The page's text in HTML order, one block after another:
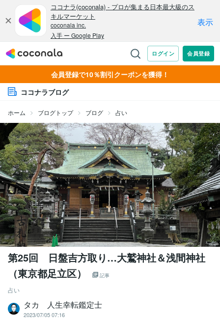
会員登録で10％割引クーポンを獲得！
ココナラブログ
ホーム ブログトップ ブログ 占い
第25回 日盤吉方取り…大鷲神社＆浅間神社
（東京都足立区）
記事
占い
タカ 人生幸転鑑定士
2023/07/05 07:16